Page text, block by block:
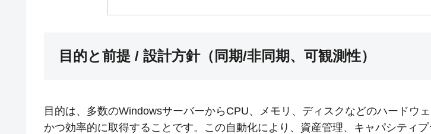
目的と前提 / 設計方針（同期/非同期、可観測性）
目的は、多数のWindowsサーバーからCPU、メモリ、ディスクなどのハードウェ
かつ効率的に取得することです。この自動化により、資産管理、キャパシティ